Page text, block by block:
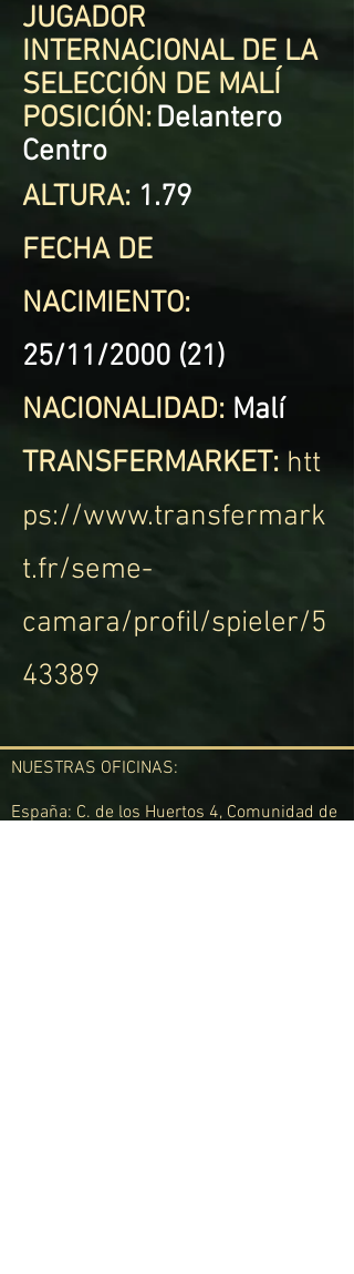
JUGADOR
INTERNACIONAL DE LA
SELECCIÓN DE MALÍ
POSICIÓN:Delantero
Centro
ALTURA: 1.79
FECHA DE
NACIMIENTO:
25/11/2000 (21)
NACIONALIDAD: Malí
TRANSFERMARKET: htt
ps://www.transfermark
t.fr/seme-
camara/profil/spieler/5
43389
NUESTRAS OFICINAS:
España: C. de los Huertos 4, Comunidad de